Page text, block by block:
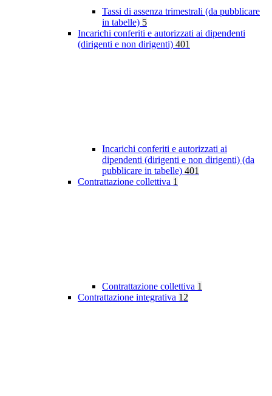
Tassi di assenza trimestrali (da pubblicare
in tabelle) 5
Incarichi conferiti e autorizzati ai dipendenti
(dirigenti e non dirigenti) 401
Incarichi conferiti e autorizzati ai
dipendenti (dirigenti e non dirigenti) (da
pubblicare in tabelle) 401
Contrattazione collettiva 1
Contrattazione collettiva 1
Contrattazione integrativa 12